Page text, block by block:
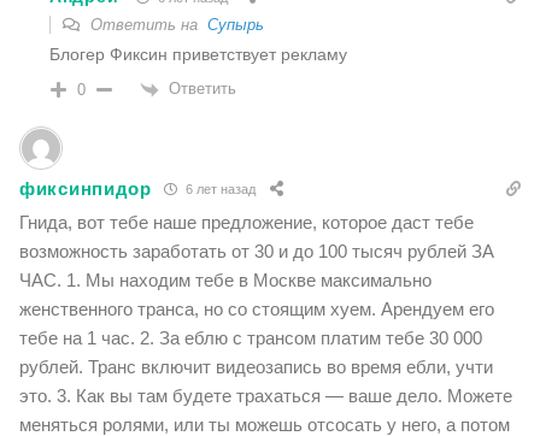
Ответить на Супырь
Блогер Фиксин приветствует рекламу
0 Ответить
фиксинпидор 6 лет назад
Гнида, вот тебе наше предложение, которое даст тебе
возможность заработать от 30 и до 100 тысяч рублей ЗА
ЧАС. 1. Мы находим тебе в Москве максимально
женственного транса, но со стоящим хуем. Арендуем его
тебе на 1 час. 2. За еблю с трансом платим тебе 30 000
рублей. Транс включит видеозапись во время ебли, учти
это. 3. Как вы там будете трахаться — ваше дело. Можете
меняться ролями, или ты можешь отсосать у него, а потом